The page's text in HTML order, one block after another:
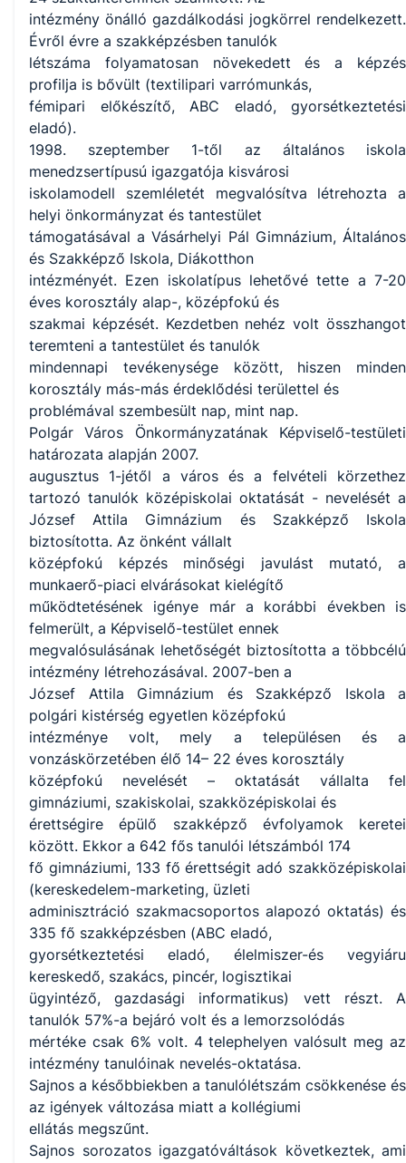
intézmény önálló gazdálkodási jogkörrel rendelkezett.
Évről évre a szakképzésben tanulók
létszáma folyamatosan növekedett és a képzés
profilja is bővült (textilipari varrómunkás,
fémipari előkészítő, ABC eladó, gyorsétkeztetési
eladó).
1998. szeptember 1-től az általános iskola
menedzsertípusú igazgatója kisvárosi
iskolamodell szemléletét megvalósítva létrehozta a
helyi önkormányzat és tantestület
támogatásával a Vásárhelyi Pál Gimnázium, Általános
és Szakképző Iskola, Diákotthon
intézményét. Ezen iskolatípus lehetővé tette a 7-20
éves korosztály alap-, középfokú és
szakmai képzését. Kezdetben nehéz volt összhangot
teremteni a tantestület és tanulók
mindennapi tevékenysége között, hiszen minden
korosztály más-más érdeklődési területtel és
problémával szembesült nap, mint nap.
Polgár Város Önkormányzatának Képviselő-testületi
határozata alapján 2007.
augusztus 1-jétől a város és a felvételi körzethez
tartozó tanulók középiskolai oktatását - nevelését a
József Attila Gimnázium és Szakképző Iskola
biztosította. Az önként vállalt
középfokú képzés minőségi javulást mutató, a
munkaerő-piaci elvárásokat kielégítő
működtetésének igénye már a korábbi években is
felmerült, a Képviselő-testület ennek
megvalósulásának lehetőségét biztosította a többcélú
intézmény létrehozásával. 2007-ben a
József Attila Gimnázium és Szakképző Iskola a
polgári kistérség egyetlen középfokú
intézménye volt, mely a településen és a
vonzáskörzetében élő 14– 22 éves korosztály
középfokú nevelését – oktatását vállalta fel
gimnáziumi, szakiskolai, szakközépiskolai és
érettségire épülő szakképző évfolyamok keretei
között. Ekkor a 642 fős tanulói létszámból 174
fő gimnáziumi, 133 fő érettségit adó szakközépiskolai
(kereskedelem-marketing, üzleti
adminisztráció szakmacsoportos alapozó oktatás) és
335 fő szakképzésben (ABC eladó,
gyorsétkeztetési eladó, élelmiszer-és vegyiáru
kereskedő, szakács, pincér, logisztikai
ügyintéző, gazdasági informatikus) vett részt. A
tanulók 57%-a bejáró volt és a lemorzsolódás
mértéke csak 6% volt. 4 telephelyen valósult meg az
intézmény tanulóinak nevelés-oktatása.
Sajnos a későbbiekben a tanulólétszám csökkenése és
az igények változása miatt a kollégiumi
ellátás megszűnt.
Sajnos sorozatos igazgatóváltások következtek, ami